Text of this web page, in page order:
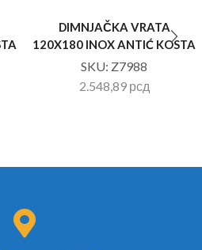
DIMNJAČKA VRATA
120X180 INOX ANTIĆ KOSTA
SKU: Z7988
2.548,89 рсд